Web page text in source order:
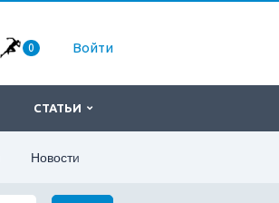
0 Войти
СТАТЬИ
Новости